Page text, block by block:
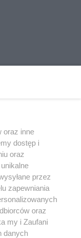
powielany i
jakikolwiek sposób (w
polu
w
użycie lub
prawa,
kary i może być
oraz inne
dostęp i
oraz
przez
zapewniania
oraz
my i Zaufani
danych